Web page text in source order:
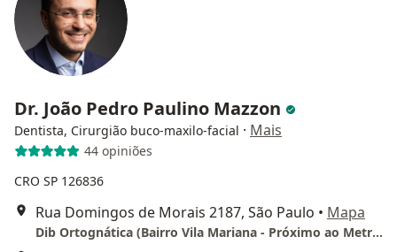
Dr. João Pedro Paulino Mazzon
Dentista, Cirurgião buco-maxilo-facial · Mais
44 opiniões
CRO SP 126836
Rua Domingos de Morais 2187, São Paulo • Mapa
Dib Ortognática (Bairro Vila Mariana - Próximo ao Metrô Santa Cruz)